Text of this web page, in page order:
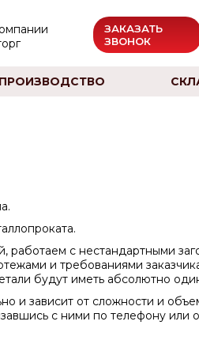
ЗАКАЗАТЬ
ЗВОНОК
ПРОИЗВОДСТВО
работаем с нестандартными
и требованиями
будут иметь абсолютно
и зависит от сложности и
с ними по телефону или